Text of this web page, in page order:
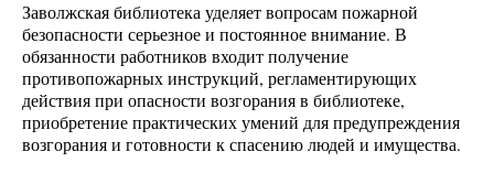
Заволжская библиотека уделяет вопросам пожарной
безопасности серьезное и постоянное внимание. В
обязанности работников входит получение
противопожарных инструкций, регламентирующих
действия при опасности возгорания в библиотеке,
приобретение практических умений для предупреждения
возгорания и готовности к спасению людей и имущества.